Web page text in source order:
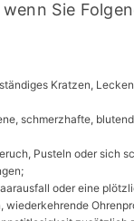
Sie
Kratzen,
schmerzhafte,
Pusteln oder sich
oder eine
wiederkehrende